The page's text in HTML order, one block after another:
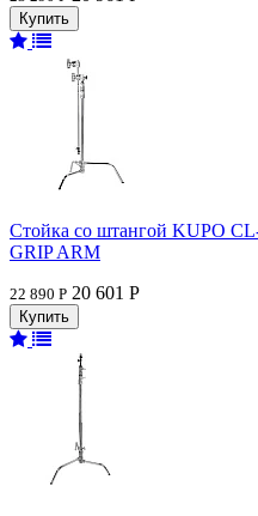
Стойка со штангой KUPO
GRIP ARM
22 890 Р 20 601 Р